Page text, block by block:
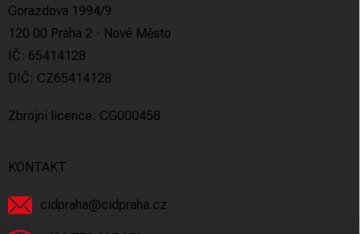
Gorazdova 1994/9
120 00 Praha 2 - Nové Město
IČ: 65414128
DIČ: CZ65414128
Zbrojní licence: CG000458
KONTAKT
cidpraha@cidpraha.cz